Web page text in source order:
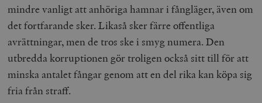
mindre vanligt att anhöriga hamnar i fångläger, även om
det fortfarande sker. Likaså sker färre offentliga
avrättningar, men de tros ske i smyg numera. Den
utbredda korruptionen gör troligen också sitt till för att
minska antalet fångar genom att en del rika kan köpa sig
fria från straff.